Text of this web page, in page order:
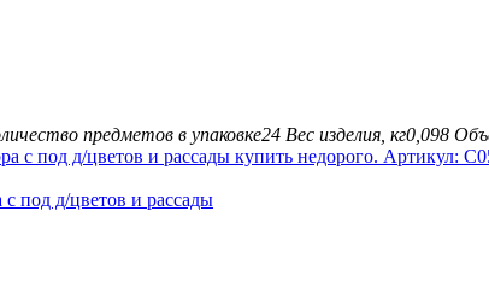
предметов в упаковке24 Вес изделия, кг0,098
под д/цветов и рассады